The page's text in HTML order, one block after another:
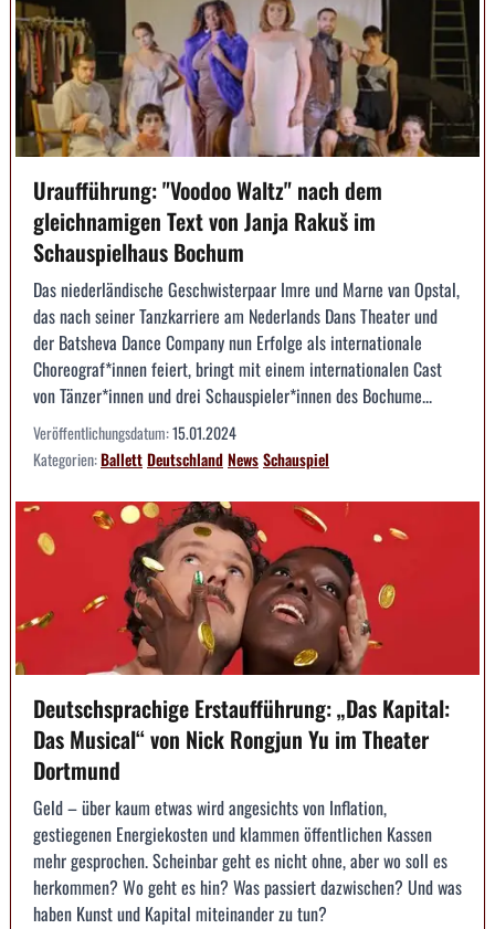
Uraufführung: "Voodoo Waltz" nach dem
gleichnamigen Text von Janja Rakuš im
Schauspielhaus Bochum
Das niederländische Geschwisterpaar Imre und Marne van Opstal,
das nach seiner Tanzkarriere am Nederlands Dans Theater und
der Batsheva Dance Company nun Erfolge als internationale
Choreograf*innen feiert, bringt mit einem internationalen Cast
von Tänzer*innen und drei Schauspieler*innen des Bochume...
Veröffentlichungsdatum:15.01.2024
Kategorien:BallettDeutschlandNewsSchauspiel
Deutschsprachige Erstaufführung: „Das Kapital:
Das Musical“ von Nick Rongjun Yu im Theater
Dortmund
Geld – über kaum etwas wird angesichts von Inflation,
gestiegenen Energiekosten und klammen öffentlichen Kassen
mehr gesprochen. Scheinbar geht es nicht ohne, aber wo soll es
herkommen? Wo geht es hin? Was passiert dazwischen? Und was
haben Kunst und Kapital miteinander zu tun?